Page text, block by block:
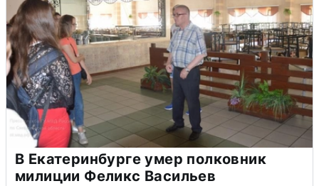
В Екатеринбурге умер полковник
милиции Феликс Васильев